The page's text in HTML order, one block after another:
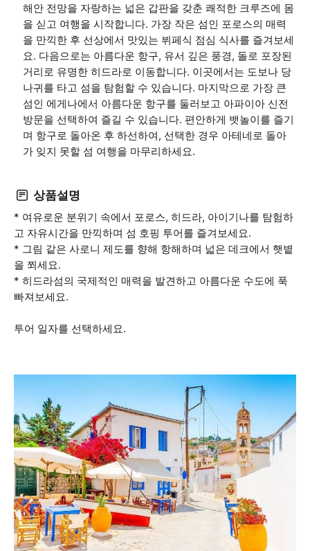
해안 전망을 자랑하는 넓은 갑판을 갖춘 쾌적한 크루즈에 몸
을 싣고 여행을 시작합니다. 가장 작은 섬인 포로스의 매력
을 만끽한 후 선상에서 맛있는 뷔페식 점심 식사를 즐겨보세
요. 다음으로는 아름다운 항구, 유서 깊은 풍경, 돌로 포장된
거리로 유명한 히드라로 이동합니다. 이곳에서는 도보나 당
나귀를 타고 섬을 탐험할 수 있습니다. 마지막으로 가장 큰
섬인 에게나에서 아름다운 항구를 둘러보고 아파이아 신전
방문을 선택하여 즐길 수 있습니다. 편안하게 뱃놀이를 즐기
며 항구로 돌아온 후 하선하여, 선택한 경우 아테네로 돌아
가 잊지 못할 섬 여행을 마무리하세요.
상품설명
* 여유로운 분위기 속에서 포로스, 히드라, 아이기나를 탐험하
고 자유시간을 만끽하며 섬 호핑 투어를 즐겨보세요.
* 그림 같은 사로니 제도를 향해 항해하며 넓은 데크에서 햇볕
을 쬐세요.
* 히드라섬의 국제적인 매력을 발견하고 아름다운 수도에 푹
빠져보세요.
투어 일자를 선택하세요.